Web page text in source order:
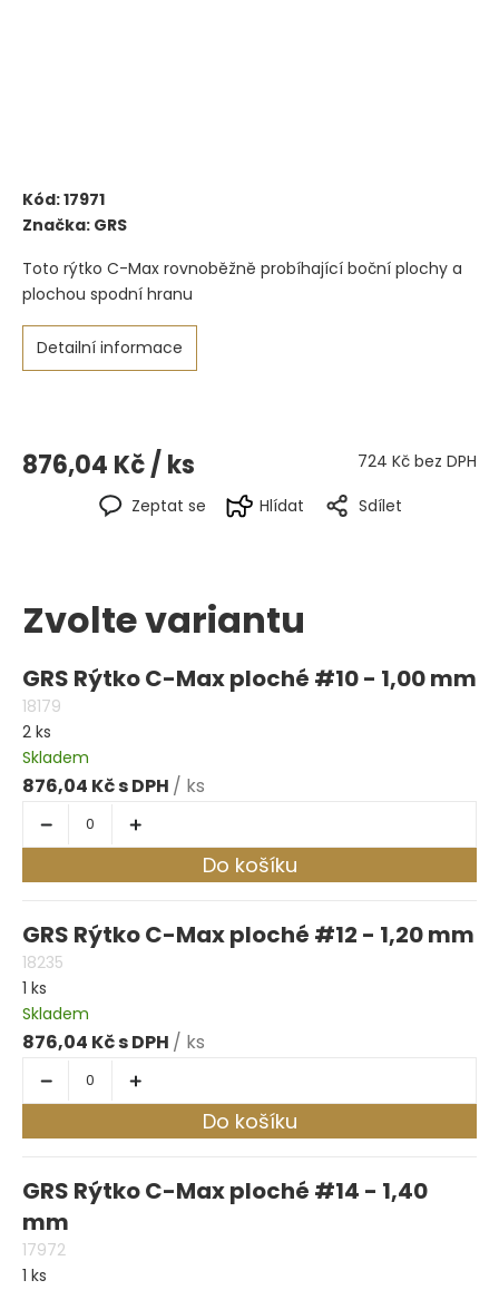
Kód:17971
Značka: GRS
876,04 Kč/ ks 724 Kč bez DPH
Toto rýtko C-Max rovnoběžně probíhající boční plochy a
plochou spodní hranu
Detailní informace
Zeptat se Hlídat Sdílet
Zvolte variantu
GRS Rýtko C-Max ploché #10 - 1,00 mm
18179
2 ks
Skladem
876,04 Kč / ks
Do košíku
GRS Rýtko C-Max ploché #12 - 1,20 mm
18235
1 ks
Skladem
876,04 Kč / ks
Do košíku
GRS Rýtko C-Max ploché #14 - 1,40
mm
17972
1 ks